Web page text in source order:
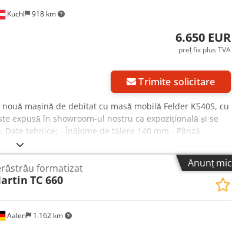
Kuchl 918 km
6.650 EUR
preț fix plus TVA
Trimite solicitare
nouă mașină de debitat cu masă mobilă Felder K540S, cu
expusă în showroom-ul nostru ca expozițională și se
tehnice: - Înălțime de tăiere 140 mm - Pânză
- Motor 5,5 kW / 7,5 CP - Masa mobilă X-Roll, lungime
mm - Masă extensibilă 1300 mm - Opritor extensibil
„Easy-Glide” - Protecție superioară conform CE - 3x 400
fi inspectată oricând în timpul programului de lucru. Ne
asociați: mașină de debitat cu masă mobilă, circular de
Anunț mic
Aalen 1.162 km
formatizat
TC 660